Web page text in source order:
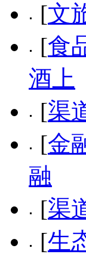
[文
[食
酒上
[渠
[金
融
[渠
[生